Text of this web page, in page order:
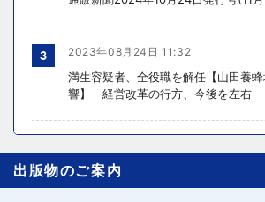
3 2023年08月24日 11:32
満生容疑者、全役職を解任【山田養
響】 経営改革の行方、今後を左右
4
元ディノスの石川森生氏、ECのプロ
共助型ネットワーク組織立ち上げ
出版物のご案内